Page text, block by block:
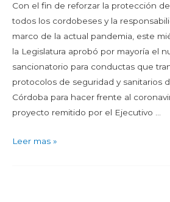
Con el fin de reforzar la protección
todos los cordobeses y la
marco de la actual pandemia, este
la Legislatura aprobó por mayoría el
sancionatorio para conductas que
protocolos de seguridad y sanitarios
Córdoba para hacer frente al
proyecto remitido por el Ejecutivo …
Leer mas »